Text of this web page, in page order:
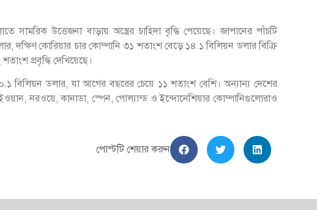
সামরিক উত্তেজনা বাড়ায় অস্ত্রের চাহিদা বৃদ্ধি পেয়েছে। জাপানের পাঁচটি
দক্ষিণ কোরিয়ার চার কোম্পানি ৩১ শতাংশ বেড়ে ১৪.১ বিলিয়ন ডলার বিক্রি
প্রবৃদ্ধি দেখিয়েছে।
বিলিয়ন ডলার, যা আগের বছরের চেয়ে ১১ শতাংশ বেশি। অন্যান্য দেশের
নরওয়ে, কানাডা, স্পেন, পোল্যান্ড ও ইন্দোনেশিয়ার কোম্পানিগুলোরাও
পোস্টটি শেয়ার করুন